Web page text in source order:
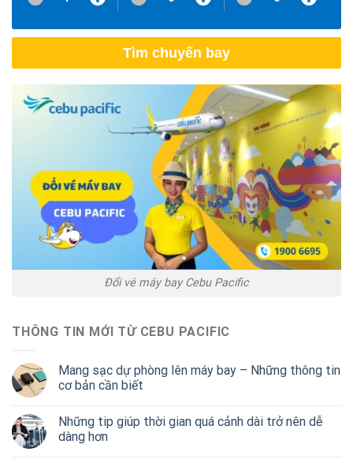
Tìm chuyến bay
Đổi vé máy bay Cebu Pacific
THÔNG TIN MỚI TỪ CEBU PACIFIC
Mang sạc dự phòng lên máy bay – Những thông tin
cơ bản cần biết
Những tip giúp thời gian quá cảnh dài trở nên dễ
dàng hơn